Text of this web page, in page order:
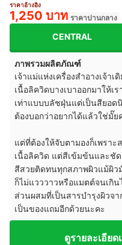
ราคาอ้างอิง
1,250 บาท ราคาปานกลาง
CENTRAL
ภาพรวมผลิตภัณฑ์
เจ้าแม่แห่งเครื่องสำอางเจ้
เนื้อลิควิดบางเบาออกมาให้เ
เท่าแบบบลัชฝุ่นแต่เป็นสียอ
ต้องบอกว่าอยากได้แล้วใช่มั๊ย
แต่ที่ต้องให้จับตามองก็เพรา
เนื้อลิควิด แต่สีเข้มข้นและชั
สีสวยติดทนทุกสภาพผิวแม้ผิว
ก็ไม่แวววาวหรือแมตต์จนเกิ
ส่วนผสมที่เป็นสารบำรุงผิว
เป็นของแถมอีกด้วยนะคะ
ดูรายละเอีย